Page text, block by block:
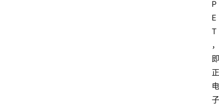
P
E
T
，
即
正
电
子